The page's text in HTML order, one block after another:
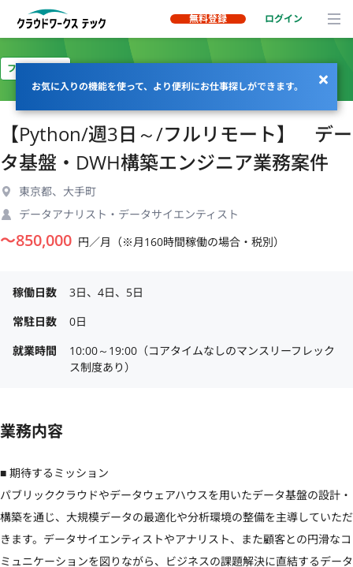
無料登録 ログイン
お気に入りの機能を使って、より便利にお仕事探しができます。
フルリモート
【Python/週3日～/フルリモート】 デー
タ基盤・DWH構築エンジニア業務案件
東京都、大手町
データアナリスト・データサイエンティスト
〜850,000 円／月（※月160時間稼働の場合・税別）
稼働日数
3日、4日、5日
常駐日数
0日
就業時間
10:00～19:00（コアタイムなしのマンスリーフレック
ス制度あり）
業務内容
■ 期待するミッション
パブリッククラウドやデータウェアハウスを用いたデータ基盤の設計・
構築を通じ、大規模データの最適化や分析環境の整備を主導していただ
きます。データサイエンティストやアナリスト、また顧客との円滑なコ
ミュニケーションを図りながら、ビジネスの課題解決に直結するデータ